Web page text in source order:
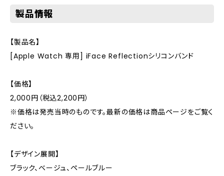
製品情報
【製品名】
[Apple Watch 専用] iFace Reflectionシリコンバンド
【価格】
2,000円（税込2,200円）
※価格は発売当時のものです。最新の価格は商品ページをご覧く
ださい。
【デザイン展開】
ブラック、ベージュ、ペールブルー